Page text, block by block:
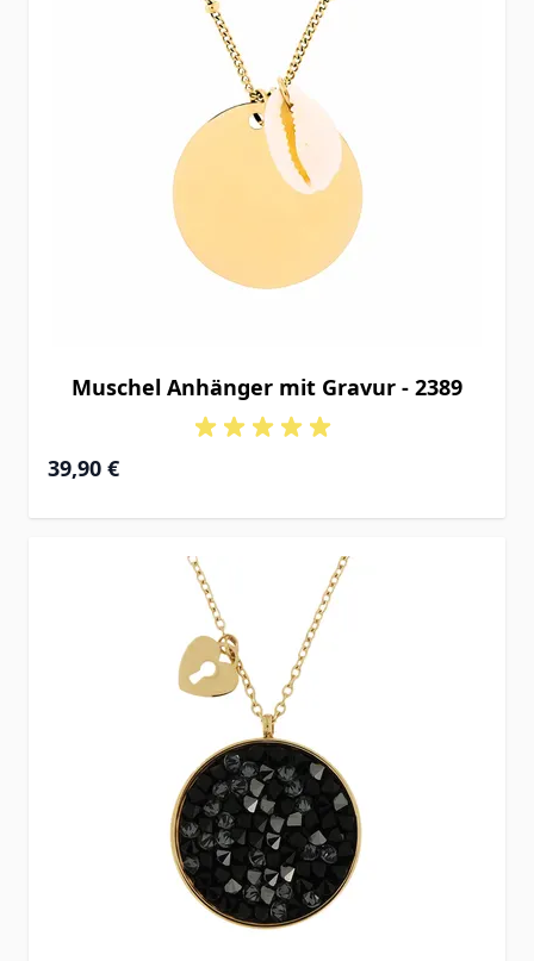
Muschel Anhänger mit Gravur - 2389
39,90 €